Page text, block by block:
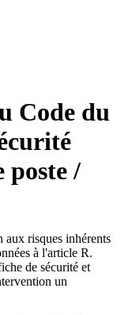
Code du
poste /
risques inhérents
à l'article R.
de sécurité et
un